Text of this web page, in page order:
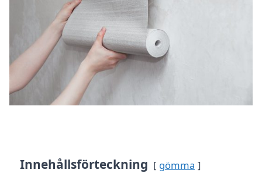
Innehållsförteckning gömma